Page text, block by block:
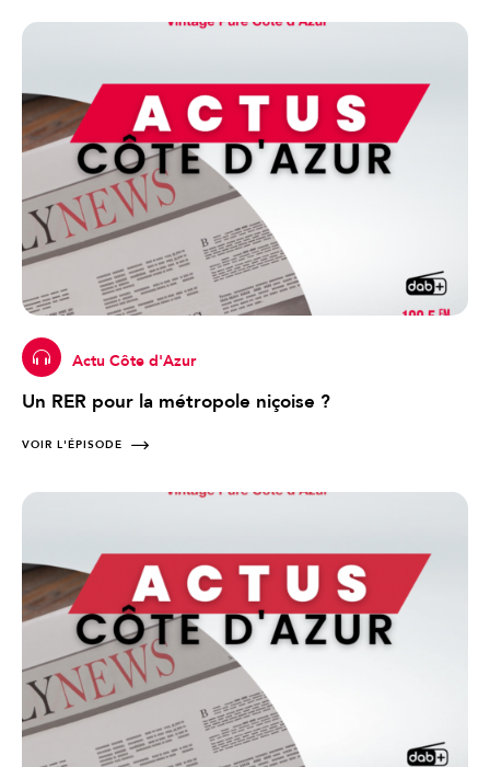
Actu Côte d'Azur
Un RER pour la métropole niçoise ?
VOIR L'ÉPISODE